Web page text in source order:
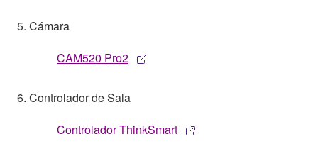
5. Cámara
CAM520 Pro2
6. Controlador de Sala
Controlador ThinkSmart